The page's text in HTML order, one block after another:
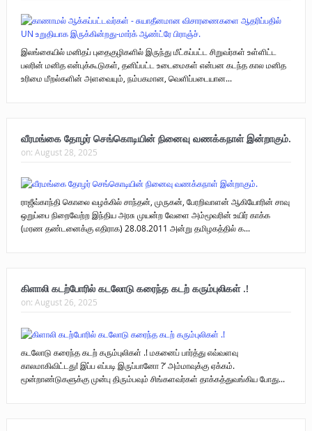
இலங்கையில் மனிதப் புதைகுழிகளில் இருந்து மீட்கப்பட்ட சிறுவர்கள் உள்ளிட்ட
பலரின் மனித என்புக்கூடுகள், தனிப்பட்ட உடைமைகள் என்பன கடந்த கால மனித
உரிமை மீறல்களின் அளவையும், நம்பகமான, வெளிப்படையான...
வீரமங்கை தோழர் செங்கொடியி​ன் நினைவு வணக்கநாள் இன்றாகும்.
on: August 28, 2025
ராஜீவ்காந்தி கொலை வழக்கில் சாந்தன், முருகன், பேரறிவாளன் ஆகியோரின் சாவு
ஒறுப்பை நிறைவேற்ற இந்திய அரசு முயன்ற வேளை அம்மூவரின் உயிர் காக்க
(மரண தண்டனைக்கு எதிராக) 28.08.2011 அன்று தமிழகத்தில் க...
கிளாலி கடற்போரில் கடலோடு கரைந்த கடற் கரும்புலிகள் .!
on: August 26, 2025
கடலோடு கரைந்த கடற் கரும்புலிகள் .! மகனைப் பார்த்து எவ்வளவு
காலமாகிவிட்டது! இப்ப எப்படி இருப்பானோ ?’ அம்மாவுக்கு ஏக்கம்.
மூன்றாண்டுகளுக்கு முன்பு திரும்பவும் சிங்களவர்கள் தாக்கத்துவங்கிய போது...